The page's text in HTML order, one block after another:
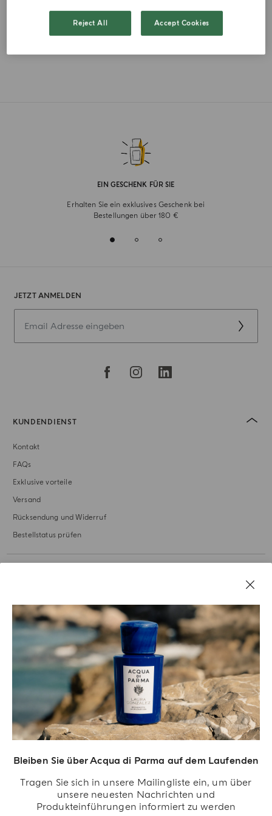
Bleiben Sie über Acqua di Parma auf dem Laufenden
Tragen Sie sich in unsere Mailingliste ein, um über
unsere neuesten Nachrichten und
Produkteinführungen informiert zu werden
FRENCH
EIN GESCHENK FÜR SIE
Erhalten Sie ein exklusives Geschenk bei
Bestellungen über 180 €
JETZT ANMELDEN
KUNDENDIENST
Kontakt
FAQs
Exklusive vorteile
Versand
Rücksendung und Widerruf
Bestellstatus prüfen
Reject All Accept Cookies